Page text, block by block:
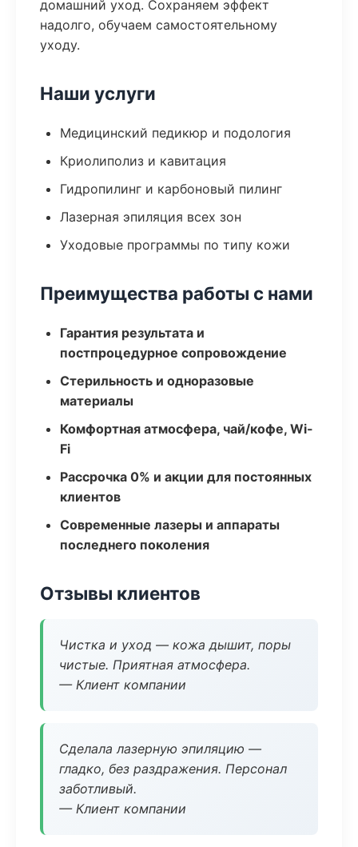
домашний уход. Сохраняем эффект
надолго, обучаем самостоятельному
уходу.
Наши услуги
Медицинский педикюр и подология
Криолиполиз и кавитация
Гидропилинг и карбоновый пилинг
Лазерная эпиляция всех зон
Уходовые программы по типу кожи
Преимущества работы с нами
Гарантия результата и
постпроцедурное сопровождение
Стерильность и одноразовые
материалы
Комфортная атмосфера, чай/кофе, Wi-
Fi
Рассрочка 0% и акции для постоянных
клиентов
Современные лазеры и аппараты
последнего поколения
Отзывы клиентов
Чистка и уход — кожа дышит, поры
чистые. Приятная атмосфера.
— Клиент компании
Сделала лазерную эпиляцию —
гладко, без раздражения. Персонал
заботливый.
— Клиент компании